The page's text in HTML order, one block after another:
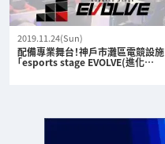
2019.11.24(Sun)
配備專業舞台！神戶市灘區電競設施
「esports stage EVOLVE(進化…